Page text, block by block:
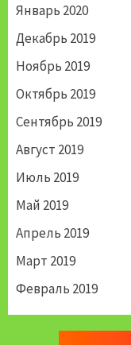
Январь 2020
Декабрь 2019
Ноябрь 2019
Октябрь 2019
Сентябрь 2019
Август 2019
Июль 2019
Май 2019
Апрель 2019
Март 2019
Февраль 2019